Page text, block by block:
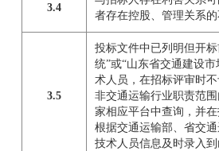
3.4
者存在控股、管理关系
3.5
投标文件中已列明但开
统”或“山东省交通建设
术人员，在招标评审时
非交通运输行业职责范
家相应平台中查询，并
根据交通运输部、省交
技术人员信息及时录入